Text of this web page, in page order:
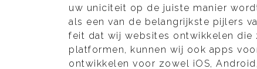
uw uniciteit op de juiste manier
als een van de belangrijkste pijlers
feit dat wij websites ontwikkelen
platformen, kunnen wij ook apps
ontwikkelen voor zowel iOS,